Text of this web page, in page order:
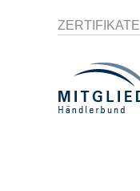
ZERTIFIKATE